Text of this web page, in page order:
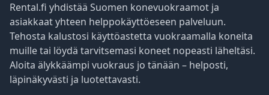
Rental.fi yhdistää Suomen konevuokraamot ja
asiakkaat yhteen helppokäyttöeseen palveluun.
Tehosta kalustosi käyttöastetta vuokraamalla koneita
muille tai löydä tarvitsemasi koneet nopeasti läheltäsi.
Aloita älykkäämpi vuokraus jo tänään – helposti,
läpinäkyvästi ja luotettavasti.